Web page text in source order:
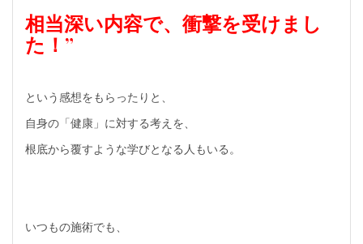
相当深い内容で、衝撃を受けまし
た！”
という感想をもらったりと、
自身の「健康」に対する考えを、
根底から覆すような学びとなる人もいる。
いつもの施術でも、